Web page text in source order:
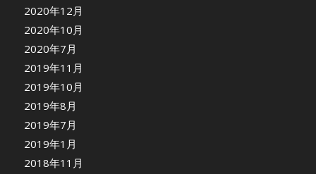
2020年12月
2020年10月
2020年7月
2019年11月
2019年10月
2019年8月
2019年7月
2019年1月
2018年11月